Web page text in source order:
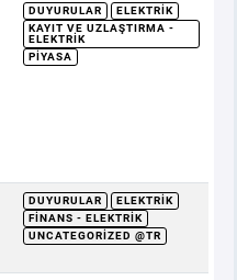
DUYURULAR
ELEKTRIK
KAYIT VE UZLAŞTIRMA -
ELEKTRIK
PIYASA
DUYURULAR
ELEKTRIK
FINANS - ELEKTRIK
UNCATEGORIZED @TR